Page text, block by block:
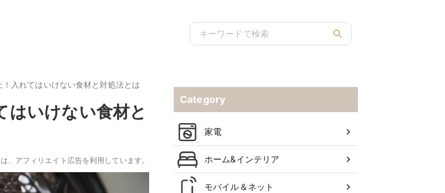
入れてはいけない食材と対処法とは
はいけない食材と
、アフィリエイト広告を利用しています。
Category
家電
ホーム&インテリア
モバイル＆ネット